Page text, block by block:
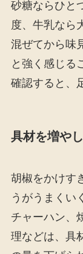
砂糖ならひと
度、牛乳なら
混ぜてから味
と強く感じる
確認すると、
具材を増や
胡椒をかけす
うがうまくい
チャーハン、
理などは、具